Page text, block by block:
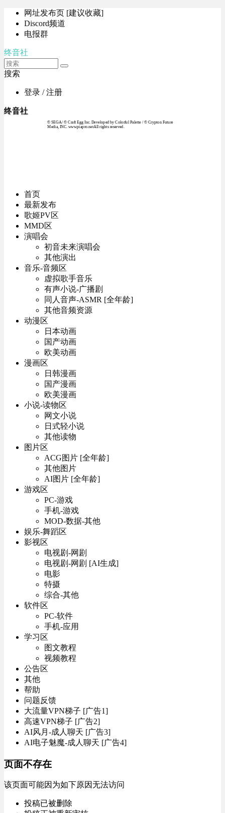
网址发布页 [建议收藏]
Discord频道
电报群
终音社
搜索
登录 / 注册
终音社
© SEGA / © Craft Egg Inc. Developed by Colorful Palette / © Crypton Future
Media, INC. www.piapro.netAll rights reserved.
首页
最新发布
歌姬PV区
MMD区
演唱会
初音未来演唱会
其他演出
音乐-音频区
虚拟歌手音乐
有声小说-广播剧
同人音声-ASMR [全年龄]
其他音频资源
动漫区
日本动画
国产动画
欧美动画
漫画区
日韩漫画
国产漫画
欧美漫画
小说-读物区
网文小说
日式轻小说
其他读物
图片区
ACG图片 [全年龄]
其他图片
AI图片 [全年龄]
游戏区
PC-游戏
手机-游戏
MOD-数据-其他
娱乐-舞蹈区
影视区
电视剧-网剧
电视剧-网剧 [AI生成]
电影
特摄
综合-其他
软件区
PC-软件
手机-应用
学习区
图文教程
视频教程
公告区
其他
帮助
问题反馈
大流量VPN梯子 [广告1]
高速VPN梯子 [广告2]
AI风月-成人聊天 [广告3]
AI电子魅魔-成人聊天 [广告4]
页面不存在
该页面可能因为如下原因无法访问
投稿已被删除